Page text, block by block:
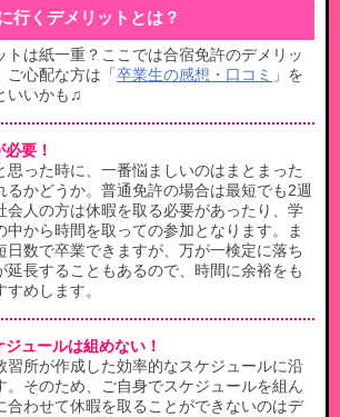
行くデメリットとは？
トは紙一重？ここでは合宿免許のデメリッ
ご心配な方は「 卒業生の感想・口コミ 」を
いいかも♫
要！
思った時に、一番悩ましいのはまとまった
るかどうか。普通免許の場合は最短でも2週
会人の方は休暇を取る必要があったり、学
中から時間を取っての参加となります。ま
日数で卒業できますが、万が一検定に落ち
延長することもあるので、時間に余裕をも
めします。
ュールは組めない！
習所が作成した効率的なスケジュールに沿
。そのため、ご自身でスケジュールを組ん
合わせて休暇を取ることができないのはデ